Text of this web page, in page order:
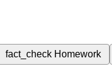
fact_check Homework